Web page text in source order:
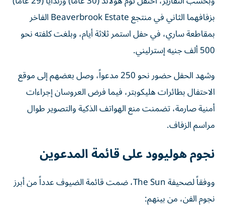
بزفافهما الثاني في منتجع Beaverbrook Estate الفاخر
بمقاطعة ساري، في حفل استمر ثلاثة أيام، وبلغت كلفته نحو
500 ألف جنيه إسترليني.
وشهد الحفل حضور نحو 250 مدعواً، وصل بعضهم إلى موقع
الاحتفال بطائرات هليكوبتر، فيما فرض العروسان إجراءات
أمنية صارمة، تضمنت منع الهواتف الذكية والتصوير طوال
مراسم الزفاف.
نجوم هوليوود على قائمة المدعوين
ووفقاً لصحيفة The Sun، ضمت قائمة الضيوف عدداً من أبرز
نجوم الفن، من بينهم: